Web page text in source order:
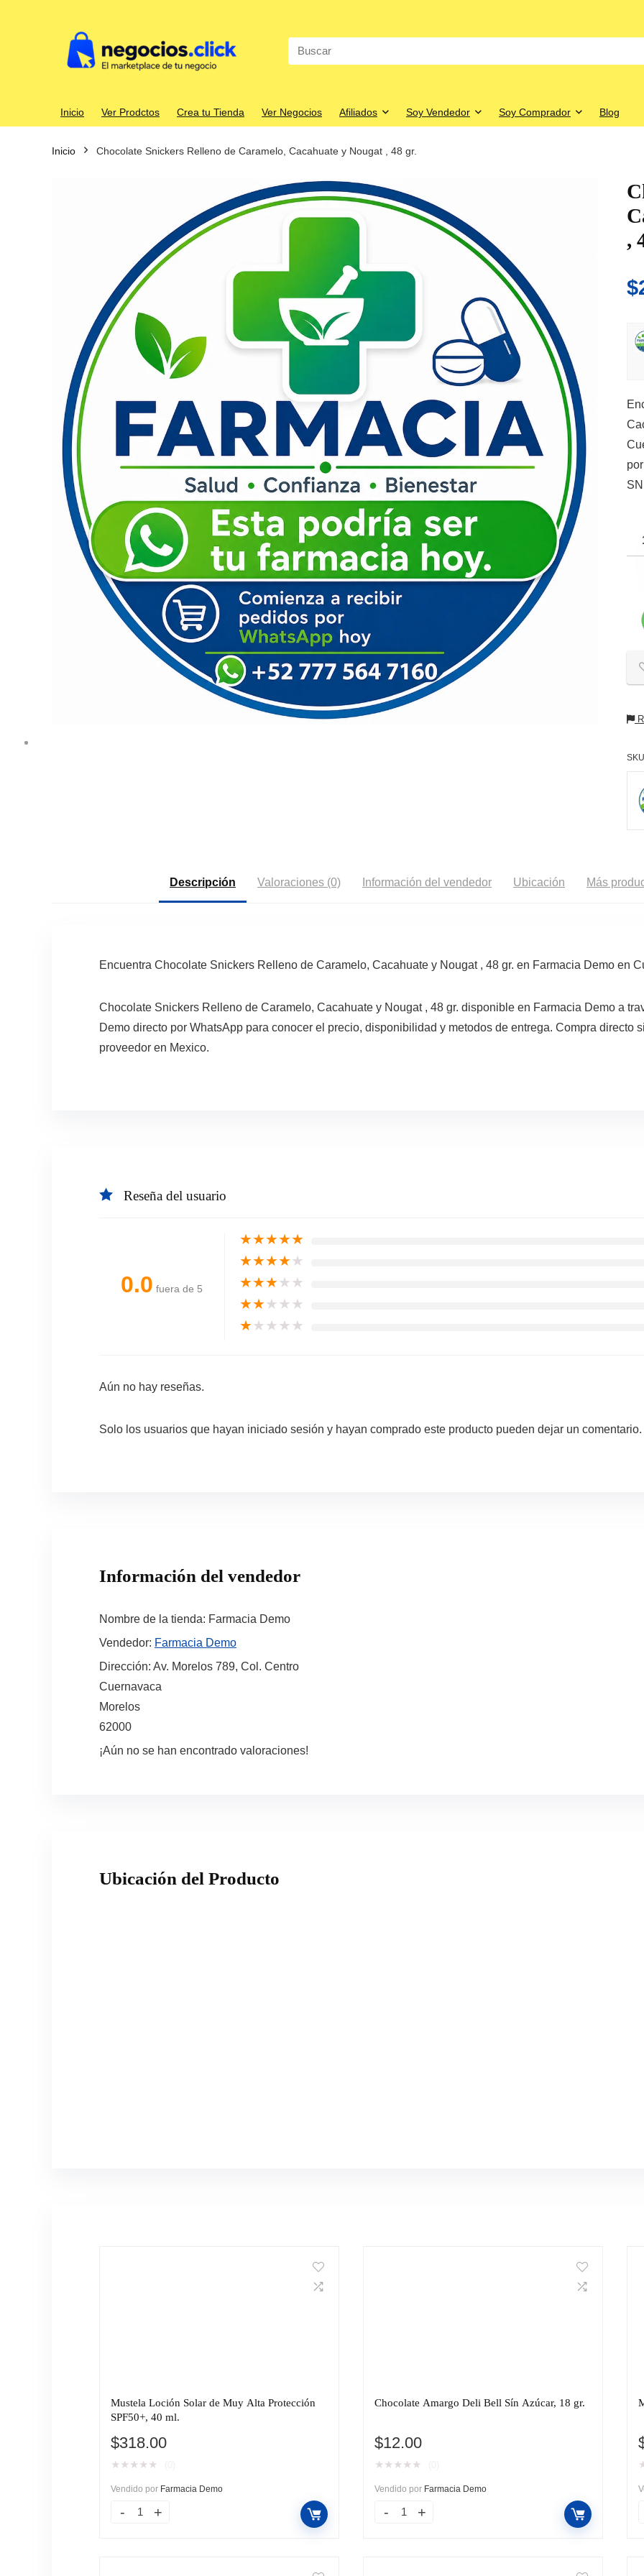
Search
for:
Inicio Ver Prodctos Crea tu Tienda Ver Negocios Afiliados Soy Vendedor Soy Comprador Blog
Inicio Chocolate Snickers Relleno de Caramelo, Cacahuate y Nougat , 48 gr.
,
$
Descripción Valoraciones (0) Información del vendedor Ubicación Más
Encuentra Chocolate Snickers Relleno de Caramelo, Cacahuate y Nougat , 48 gr. en Farmacia Demo en
Chocolate Snickers Relleno de Caramelo, Cacahuate y Nougat , 48 gr. disponible en Farmacia Demo a
Demo directo por WhatsApp para conocer el precio, disponibilidad y metodos de entrega. Compra directo
proveedor en Mexico.
Reseña del usuario
0.0 fuera de 5
★★★★★
★★★★★
★★★★★
★★★★★
★★★★★
Aún no hay reseñas.
Solo los usuarios que hayan iniciado sesión y hayan comprado este producto pueden dejar un comentario.
Información del vendedor
Nombre de la tienda: Farmacia Demo
Vendedor: Farmacia Demo
Dirección: Av. Morelos 789, Col. Centro
Cuernavaca
Morelos
62000
¡Aún no se han encontrado valoraciones!
Ubicación del Producto
Mustela Loción Solar de Muy Alta Protección
SPF50+, 40 ml.
$318.00
★ ★ ★ ★ ★
Vendido por Farmacia Demo
Chocolate Amargo Deli Bell Sín Azúcar, 18 gr.
$12.00
★ ★ ★ ★ ★
Vendido por Farmacia Demo